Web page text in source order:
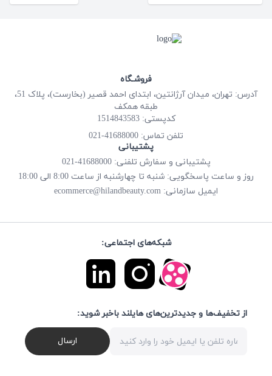
فروشـگاه
آدرس: تهران، میدان آرژانتین، ابتدای احمد قصیر (بخارست)، پلاک 51،
طبقه همکف
کدپستی: 1514843583
تلفن تماس: 41688000-021
پشتیبانی
پشتیبانی و سفارش تلفنی: 41688000-021
روز و ساعت پاسخگویی: شنبه تا چهارشنبه از ساعت 8:00 الی 18:00
ایمیل سازمانی: ecommerce@hilandbeauty.com
شبکه‌های اجتماعی:
از تخفیف‌ها و جدیدترین‌های هایلند باخبر شوید:
ارسال